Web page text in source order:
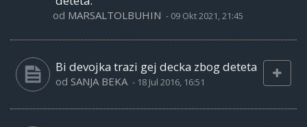
od MARSALTOLBUHIN - 09 Okt 2021, 21:45
Bi devojka trazi gej decka zbog deteta
od SANJA BEKA - 18 Jul 2016, 16:51